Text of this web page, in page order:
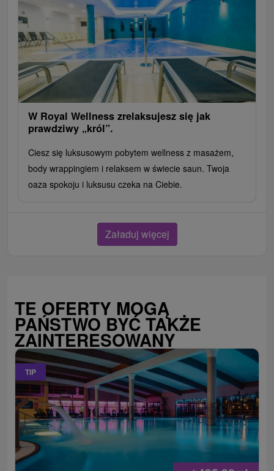
W Royal Wellness zrelaksujesz się jak
prawdziwy „król”.
Ciesz się luksusowym pobytem wellness z masażem,
body wrappingiem i relaksem w świecie saun. Twoja
oaza spokoju i luksusu czeka na Ciebie.
Załaduj więcej
TE OFERTY MOGĄ
PAŃSTWO BYĆ TAKŻE
ZAINTERESOWANY
TIP